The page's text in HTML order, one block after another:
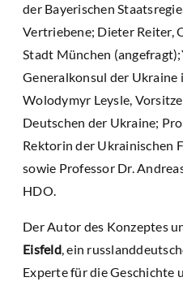
der Bayerischen
Vertriebene; Dieter Reiter,
Stadt München
Generalkonsul der Ukraine
Wolodymyr Leysle,
Deutschen der Ukraine;
Rektorin der Ukrainischen
sowie Professor Dr.
HDO.
Der Autor des Konzeptes
Eisfeld, ein
Experte für die Geschichte